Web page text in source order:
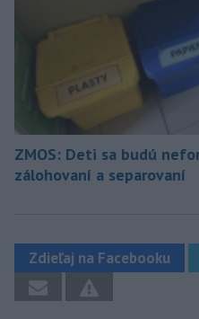
ZMOS: Deti sa budú
zálohovaní a separovaní
Zdieľaj na Facebooku